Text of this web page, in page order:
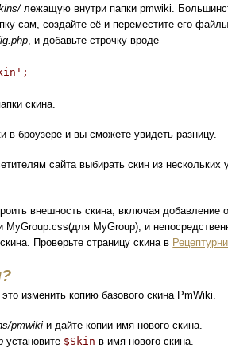
лежащую внутри папки pmwiki.
сам, создайте её и переместите его
, и добавьте строчку вроде
скина.
в броузере и вы сможете увидеть разницу.
сайта выбирать скин из нескольких
внешность скина, включая
MyGroup.css(для MyGroup); и
Проверьте страницу скина в
изменить копию базового скина PmWiki.
pmwiki и дайте копии имя нового скина.
установите $Skin в имя нового скина.